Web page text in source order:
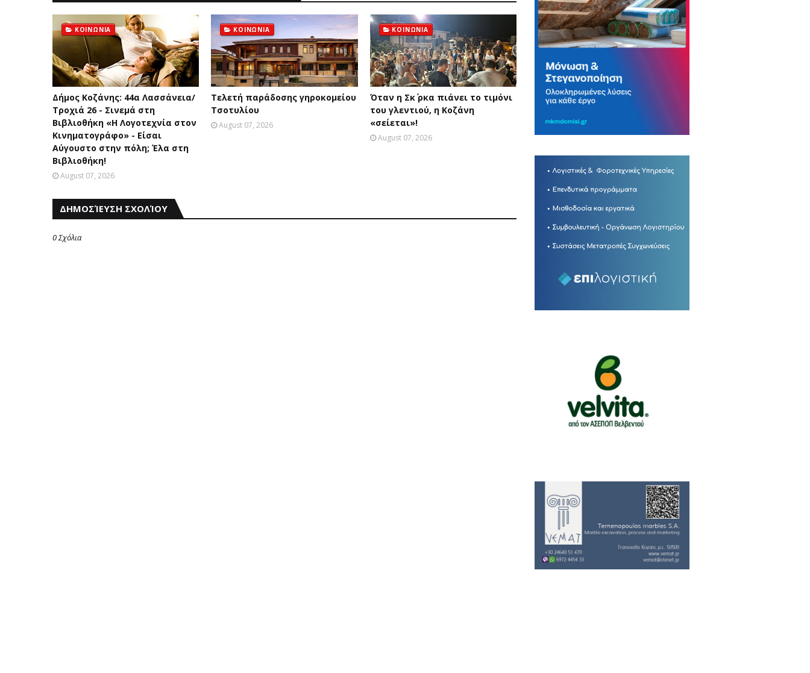
ΚΟΙΝΩΝΙΑ
Δήμος Κοζάνης: 44α Λασσάνεια/
Τροχιά 26 - Σινεμά στη
Βιβλιοθήκη «Η Λογοτεχνία στον
Κινηματογράφο» - Είσαι
Αύγουστο στην πόλη; Έλα στη
Βιβλιοθήκη!
August 07, 2026
ΚΟΙΝΩΝΙΑ
Τελετή παράδοσης γηροκομείου
Τσοτυλίου
August 07, 2026
ΚΟΙΝΩΝΙΑ
Όταν η Σκ΄ ρκα πιάνει το τιμόνι
του γλεντιού, η Κοζάνη
«σείεται»!
August 07, 2026
ΔΗΜΟΣΊΕΥΣΗ ΣΧΟΛΊΟΥ
0 Σχόλια